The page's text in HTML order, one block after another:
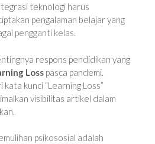
teknologi harus
pengalaman belajar yang
pengganti kelas.
respons pendidikan yang
Loss pasca pandemi.
kunci “Learning Loss”
visibilitas artikel dalam
psikososial adalah